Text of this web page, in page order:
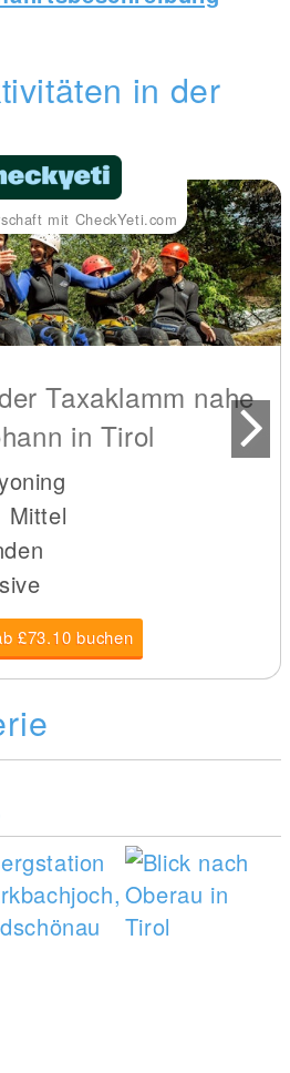
in der
mit CheckYeti.com
Taxaklamm nahe
in Tirol
Mittel
£73.10 buchen